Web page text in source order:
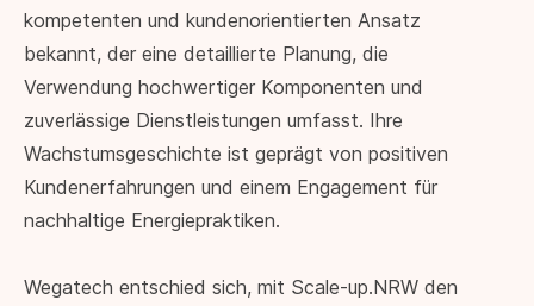
kompetenten und kundenorientierten Ansatz
bekannt, der eine detaillierte Planung, die
Verwendung hochwertiger Komponenten und
zuverlässige Dienstleistungen umfasst. Ihre
Wachstumsgeschichte ist geprägt von positiven
Kundenerfahrungen und einem Engagement für
nachhaltige Energiepraktiken.
Wegatech entschied sich, mit Scale-up.NRW den